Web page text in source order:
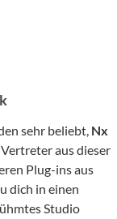
sehr beliebt, Nx
aus dieser
Plug-ins aus
dich in einen
Studio